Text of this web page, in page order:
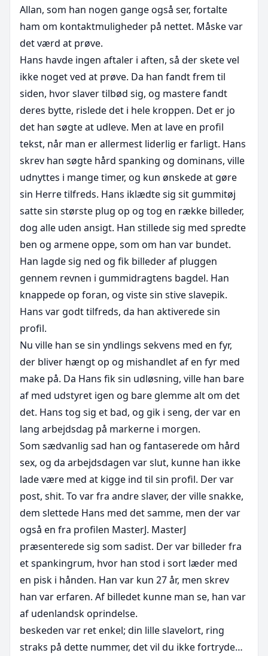
Allan, som han nogen gange også ser, fortalte
ham om kontaktmuligheder på nettet. Måske var
det værd at prøve.
Hans havde ingen aftaler i aften, så der skete vel
ikke noget ved at prøve. Da han fandt frem til
siden, hvor slaver tilbød sig, og mastere fandt
deres bytte, rislede det i hele kroppen. Det er jo
det han søgte at udleve. Men at lave en profil
tekst, når man er allermest liderlig er farligt. Hans
skrev han søgte hård spanking og dominans, ville
udnyttes i mange timer, og kun ønskede at gøre
sin Herre tilfreds. Hans iklædte sig sit gummitøj
satte sin største plug op og tog en række billeder,
dog alle uden ansigt. Han stillede sig med spredte
ben og armene oppe, som om han var bundet.
Han lagde sig ned og fik billeder af pluggen
gennem revnen i gummidragtens bagdel. Han
knappede op foran, og viste sin stive slavepik.
Hans var godt tilfreds, da han aktiverede sin
profil.
Nu ville han se sin yndlings sekvens med en fyr,
der bliver hængt op og mishandlet af en fyr med
make på. Da Hans fik sin udløsning, ville han bare
af med udstyret igen og bare glemme alt om det
det. Hans tog sig et bad, og gik i seng, der var en
lang arbejdsdag på markerne i morgen.
Som sædvanlig sad han og fantaserede om hård
sex, og da arbejdsdagen var slut, kunne han ikke
lade være med at kigge ind til sin profil. Der var
post, shit. To var fra andre slaver, der ville snakke,
dem slettede Hans med det samme, men der var
også en fra profilen MasterJ. MasterJ
præsenterede sig som sadist. Der var billeder fra
et spankingrum, hvor han stod i sort læder med
en pisk i hånden. Han var kun 27 år, men skrev
han var erfaren. Af billedet kunne man se, han var
af udenlandsk oprindelse.
beskeden var ret enkel; din lille slavelort, ring
straks på dette nummer, det vil du ikke fortryde…